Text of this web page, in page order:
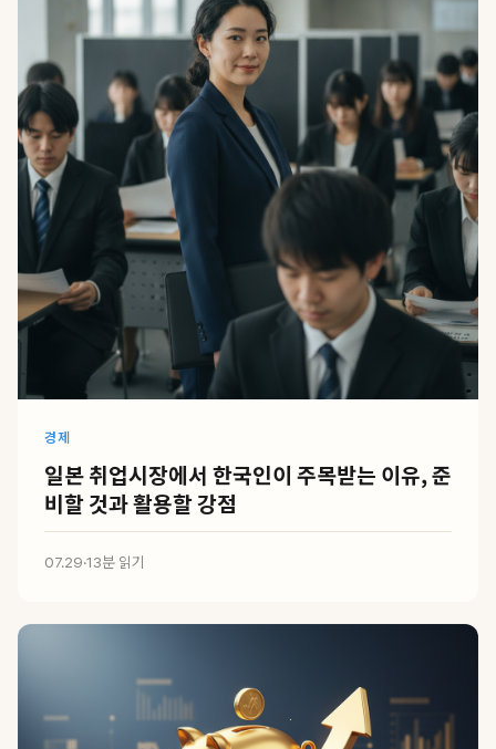
경제
일본 취업시장에서 한국인이 주목받는 이유, 준
비할 것과 활용할 강점
07.29·13분 읽기